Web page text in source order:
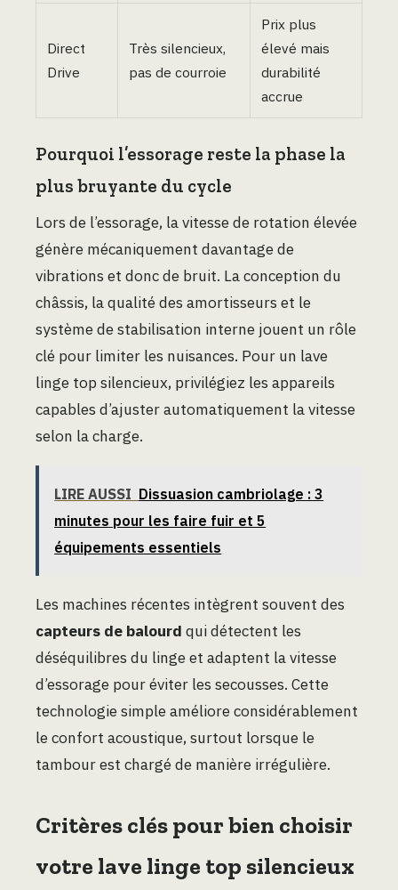
Direct
Drive
Très silencieux,
pas de courroie
Prix plus
élevé mais
durabilité
accrue
Pourquoi l’essorage reste la phase la
plus bruyante du cycle
Lors de l’essorage, la vitesse de rotation élevée
génère mécaniquement davantage de
vibrations et donc de bruit. La conception du
châssis, la qualité des amortisseurs et le
système de stabilisation interne jouent un rôle
clé pour limiter les nuisances. Pour un lave
linge top silencieux, privilégiez les appareils
capables d’ajuster automatiquement la vitesse
selon la charge.
LIRE AUSSI Dissuasion cambriolage : 3
minutes pour les faire fuir et 5
équipements essentiels
Les machines récentes intègrent souvent des
capteurs de balourd qui détectent les
déséquilibres du linge et adaptent la vitesse
d’essorage pour éviter les secousses. Cette
technologie simple améliore considérablement
le confort acoustique, surtout lorsque le
tambour est chargé de manière irrégulière.
Critères clés pour bien choisir
votre lave linge top silencieux